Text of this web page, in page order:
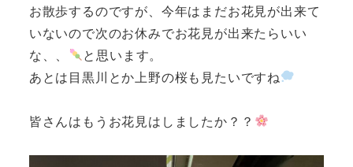
お散歩するのですが、今年はまだお花見が出来て
いないので次のお休みでお花見が出来たらいい
な、、
と思います。
あとは目黒川とか上野の桜も見たいですね
皆さんはもうお花見はしましたか？？